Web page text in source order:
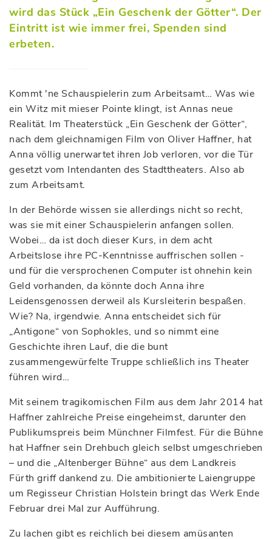
wird das Stück „Ein Geschenk der Götter“. Der
Eintritt ist wie immer frei, Spenden sind
erbeten.
Kommt 'ne Schauspielerin zum Arbeitsamt… Was wie
ein Witz mit mieser Pointe klingt, ist Annas neue
Realität. Im Theaterstück „Ein Geschenk der Götter“,
nach dem gleichnamigen Film von Oliver Haffner, hat
Anna völlig unerwartet ihren Job verloren, vor die Tür
gesetzt vom Intendanten des Stadttheaters. Also ab
zum Arbeitsamt.
In der Behörde wissen sie allerdings nicht so recht,
was sie mit einer Schauspielerin anfangen sollen.
Wobei… da ist doch dieser Kurs, in dem acht
Arbeitslose ihre PC-Kenntnisse auffrischen sollen -
und für die versprochenen Computer ist ohnehin kein
Geld vorhanden, da könnte doch Anna ihre
Leidensgenossen derweil als Kursleiterin bespaßen.
Wie? Na, irgendwie. Anna entscheidet sich für
„Antigone“ von Sophokles, und so nimmt eine
Geschichte ihren Lauf, die die bunt
zusammengewürfelte Truppe schließlich ins Theater
führen wird…
Mit seinem tragikomischen Film aus dem Jahr 2014 hat
Haffner zahlreiche Preise eingeheimst, darunter den
Publikumspreis beim Münchner Filmfest. Für die Bühne
hat Haffner sein Drehbuch gleich selbst umgeschrieben
– und die „Altenberger Bühne“ aus dem Landkreis
Fürth griff dankend zu. Die ambitionierte Laiengruppe
um Regisseur Christian Holstein bringt das Werk Ende
Februar drei Mal zur Aufführung.
Zu lachen gibt es reichlich bei diesem amüsanten